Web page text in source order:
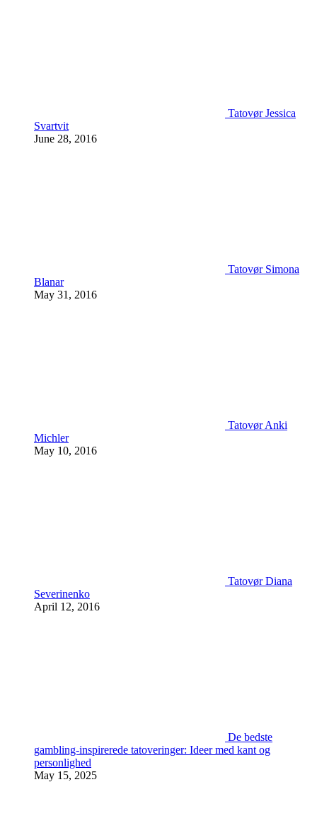
Tatovør Jessica
Svartvit
June 28, 2016
Tatovør Simona
Blanar
May 31, 2016
Tatovør Anki
Michler
May 10, 2016
Tatovør Diana
Severinenko
April 12, 2016
De bedste
gambling-inspirerede tatoveringer: Ideer med kant og
personlighed
May 15, 2025